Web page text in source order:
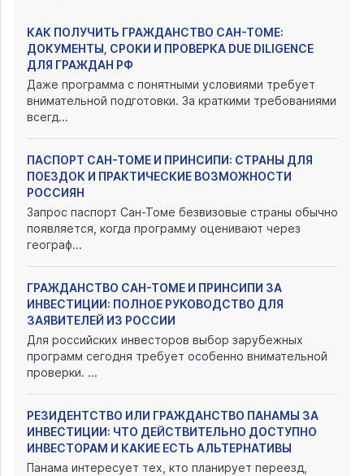
КАК ПОЛУЧИТЬ ГРАЖДАНСТВО САН-ТОМЕ:
ДОКУМЕНТЫ, СРОКИ И ПРОВЕРКА DUE DILIGENCE
ДЛЯ ГРАЖДАН РФ
Даже программа с понятными условиями требует
внимательной подготовки. За краткими требованиями
всегд...
ПАСПОРТ САН-ТОМЕ И ПРИНСИПИ: СТРАНЫ ДЛЯ
ПОЕЗДОК И ПРАКТИЧЕСКИЕ ВОЗМОЖНОСТИ
РОССИЯН
Запрос паспорт Сан-Томе безвизовые страны обычно
появляется, когда программу оценивают через
географ...
ГРАЖДАНСТВО САН-ТОМЕ И ПРИНСИПИ ЗА
ИНВЕСТИЦИИ: ПОЛНОЕ РУКОВОДСТВО ДЛЯ
ЗАЯВИТЕЛЕЙ ИЗ РОССИИ
Для российских инвесторов выбор зарубежных
программ сегодня требует особенно внимательной
проверки. ...
РЕЗИДЕНТСТВО ИЛИ ГРАЖДАНСТВО ПАНАМЫ ЗА
ИНВЕСТИЦИИ: ЧТО ДЕЙСТВИТЕЛЬНО ДОСТУПНО
ИНВЕСТОРАМ И КАКИЕ ЕСТЬ АЛЬТЕРНАТИВЫ
Панама интересует тех, кто планирует переезд,